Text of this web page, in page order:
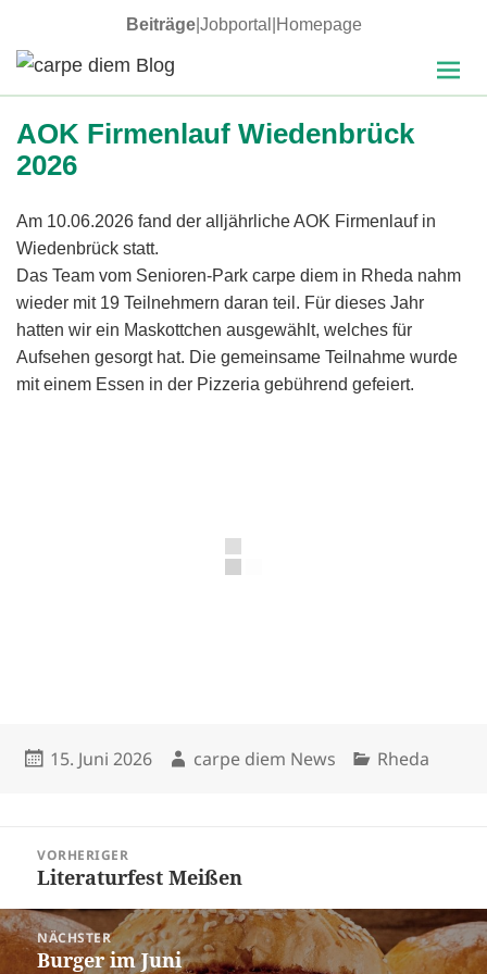
Beiträge| Jobportal Homepage
MENÜ
AOK Firmenlauf Wiedenbrück
2026
Am 10.06.2026 fand der alljährliche AOK Firmenlauf in
Wiedenbrück statt.
Das Team vom Senioren-Park carpe diem in Rheda nahm
wieder mit 19 Teilnehmern daran teil. Für dieses Jahr
hatten wir ein Maskottchen ausgewählt, welches für
Aufsehen gesorgt hat. Die gemeinsame Teilnahme wurde
mit einem Essen in der Pizzeria gebührend gefeiert.
Veröffentlicht
15. Juni 2026 Autor
carpe diem News Kategorien
Rheda
Beitragsnavigation
VORHERIGER
Vorheriger
Beitrag:
Literaturfest Meißen
NÄCHSTER
Nächster
Burger im Juni